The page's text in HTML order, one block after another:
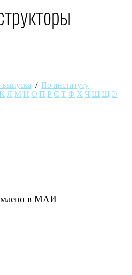
выпуска /По институту
К Л М Н О П Р С Т Ф Х Ч Ш Щ Э
в МАИ